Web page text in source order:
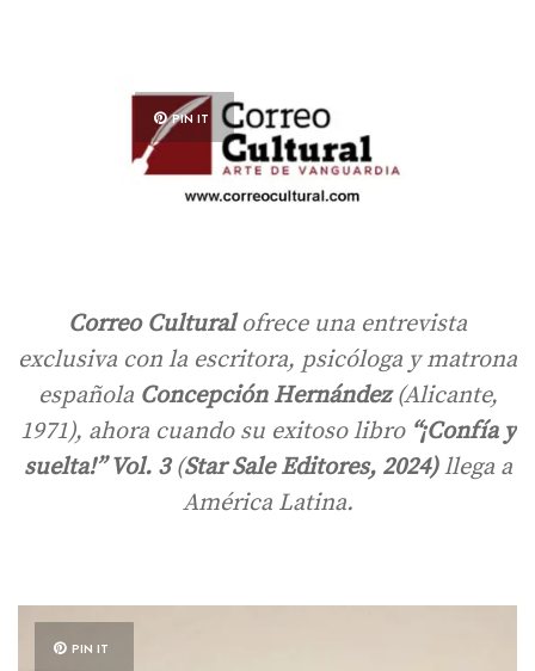
PIN IT
Correo Culturalofrece una entrevista
exclusiva con la escritora, psicóloga y matrona
española Concepción Hernández(Alicante,
1971), ahora cuando su exitoso libro “¡Confía y
suelta!” Vol. 3(Star Sale Editores, 2024)llega a
América Latina.
PIN IT